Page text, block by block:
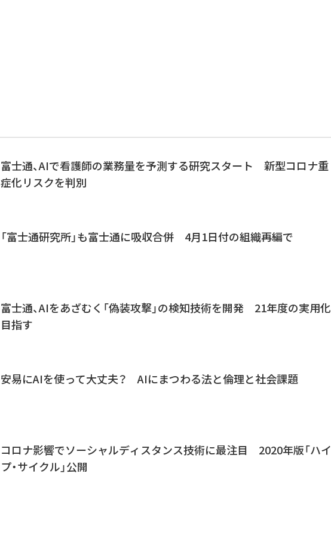
富士通、AIで看護師の業務量を予測する研究スタート 新型コロナ重
症化リスクを判別
「富士通研究所」も富士通に吸収合併 4月1日付の組織再編で
富士通、AIをあざむく「偽装攻撃」の検知技術を開発 21年度の実用化
目指す
安易にAIを使って大丈夫？ AIにまつわる法と倫理と社会課題
コロナ影響でソーシャルディスタンス技術に最注目 2020年版「ハイ
プ・サイクル」公開